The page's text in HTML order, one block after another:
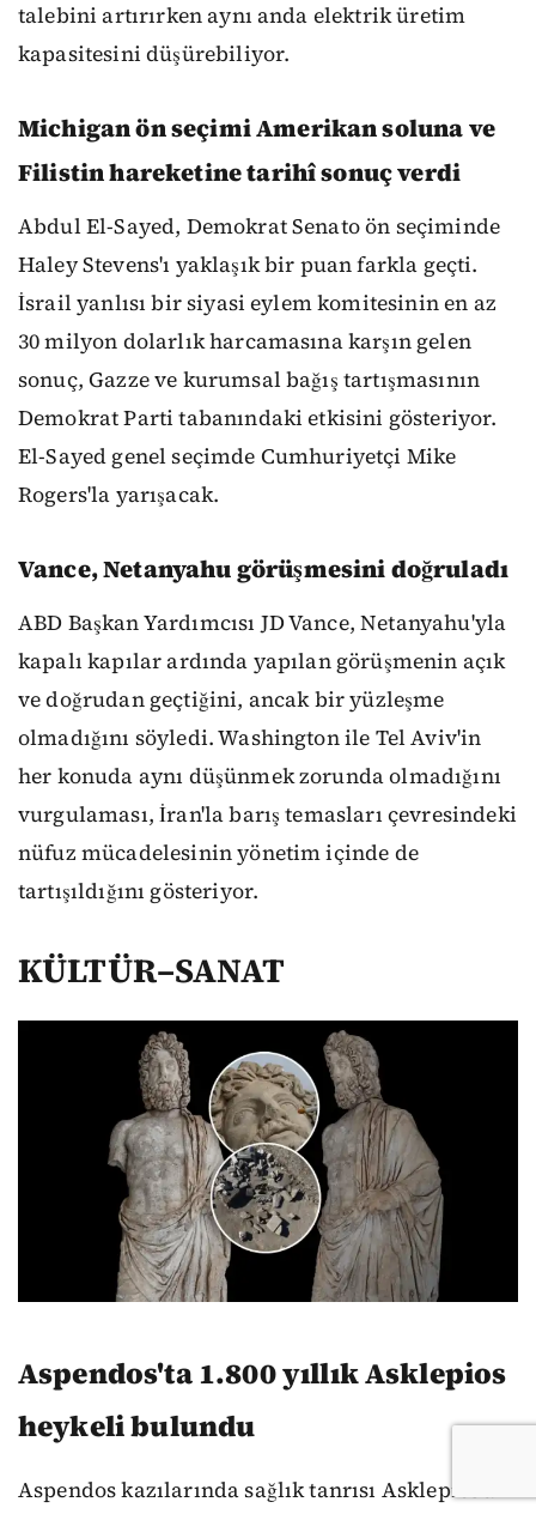
talebini artırırken aynı anda elektrik üretim
kapasitesini düşürebiliyor.
Michigan ön seçimi Amerikan soluna ve
Filistin hareketine tarihî sonuç verdi
Abdul El-Sayed, Demokrat Senato ön seçiminde
Haley Stevens'ı yaklaşık bir puan farkla geçti.
İsrail yanlısı bir siyasi eylem komitesinin en az
30 milyon dolarlık harcamasına karşın gelen
sonuç, Gazze ve kurumsal bağış tartışmasının
Demokrat Parti tabanındaki etkisini gösteriyor.
El-Sayed genel seçimde Cumhuriyetçi Mike
Rogers'la yarışacak.
Vance, Netanyahu görüşmesini doğruladı
ABD Başkan Yardımcısı JD Vance, Netanyahu'yla
kapalı kapılar ardında yapılan görüşmenin açık
ve doğrudan geçtiğini, ancak bir yüzleşme
olmadığını söyledi. Washington ile Tel Aviv'in
her konuda aynı düşünmek zorunda olmadığını
vurgulaması, İran'la barış temasları çevresindeki
nüfuz mücadelesinin yönetim içinde de
tartışıldığını gösteriyor.
KÜLTÜR–SANAT
Aspendos'ta 1.800 yıllık Asklepios
heykeli bulundu
Aspendos kazılarında sağlık tanrısı Asklepios'a